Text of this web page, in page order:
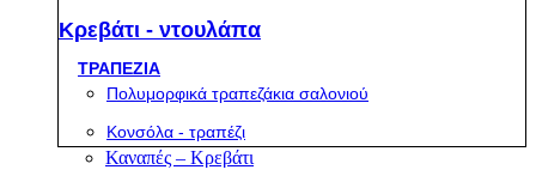
Κρεβάτι - ντουλάπα
ΤΡΑΠΕΖΙΑ
Πολυμορφικά τραπεζάκια σαλονιού
Κονσόλα - τραπέζι
Καναπές – Κρεβάτι